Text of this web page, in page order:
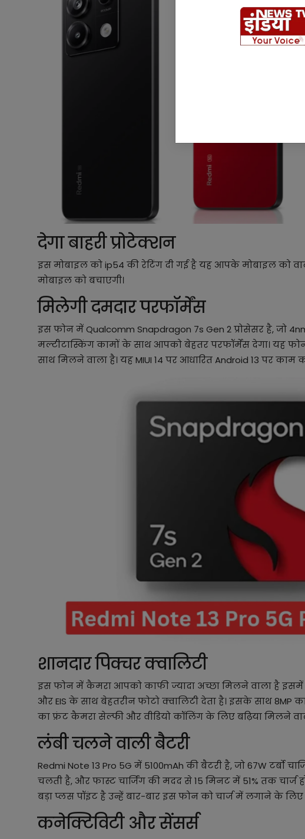
देगा बाहरी प्रोटेक्शन
इस मोबाइल को ip54 की रेटिंग दी गई है यह आपके मोबाइल को
मोबाइल को बचाएगी।
मिलेगी दमदार परफॉर्मेंस
इस फोन में Qualcomm Snapdragon 7s Gen 2 प्रोसेसर है, जो
मल्टीटास्किंग कामों के साथ आपको बेहतर परफॉर्मेंस देगा। यह फोन
साथ मिलने वाला है। यह MIUI 14 पर आधारित Android 13 पर काम
शानदार पिक्चर क्वालिटी
इस फोन में कैमरा आपको काफी ज्यादा अच्छा मिलने वाला है इसमें
और EIS के साथ बेहतरीन फोटो क्वालिटी देता है। इसके साथ 8MP
का फ्रंट कैमरा सेल्फी और वीडियो कॉलिंग के लिए बढ़िया मिलने
लंबी चलने वाली बैटरी
Redmi Note 13 Pro 5G में 5100mAh की बैटरी है, जो 67W टर्बो
चलती है, और फास्ट चार्जिंग की मदद से 15 मिनट में 51% तक
बड़ा प्लस पॉइंट है उन्हें बार-बार इस फोन को चार्ज में लगाने के लिए
कनेक्टिविटी और सेंसर्स